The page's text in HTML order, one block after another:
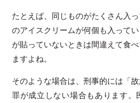
たとえば、同じものがたくさん入
のアイスクリームが何個も入って
が貼っていないときは間違えて食
ますよね。
そのような場合は、刑事的には「
罪が成立しない場合もあります。